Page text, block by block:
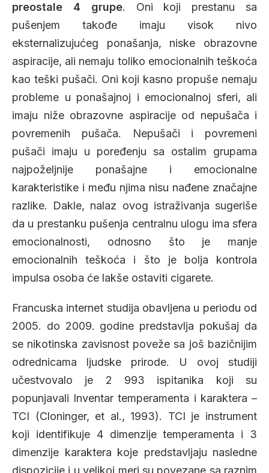
preostale 4 grupe. Oni koji prestanu sa
pušenjem takođe imaju visok nivo
eksternalizujućeg ponašanja, niske obrazovne
aspiracije, ali nemaju toliko emocionalnih teškoća
kao teški pušači. Oni koji kasno propuše nemaju
probleme u ponašajnoj i emocionalnoj sferi, ali
imaju niže obrazovne aspiracije od nepušača i
povremenih pušača. Nepušači i povremeni
pušači imaju u poređenju sa ostalim grupama
najpoželjnije ponašajne i emocionalne
karakteristike i među njima nisu nađene značajne
razlike. Dakle, nalaz ovog istraživanja sugeriše
da u prestanku pušenja centralnu ulogu ima sfera
emocionalnosti, odnosno što je manje
emocionalnih teškoća i što je bolja kontrola
impulsa osoba će lakše ostaviti cigarete.
Francuska internet studija obavljena u periodu od
2005. do 2009. godine predstavlja pokušaj da
se nikotinska zavisnost poveže sa još bazičnijim
odrednicama ljudske prirode. U ovoj studiji
učestvovalo je 2 993 ispitanika koji su
popunjavali Inventar temperamenta i karaktera –
TCI (Cloninger, et al., 1993). TCI je instrument
koji identifikuje 4 dimenzije temperamenta i 3
dimenzije karaktera koje predstavljaju nasledne
dispozicije i u velikoj meri su povezane sa raznim